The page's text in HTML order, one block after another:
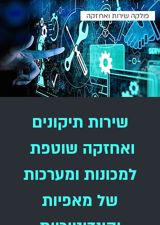
פולקה שירות ואחזקה
שירות תיקונים
ואחזקה שוטפת
למכונות ומערכות
של מאפיות